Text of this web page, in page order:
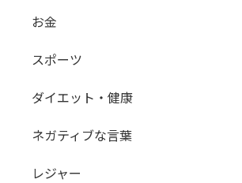
お金
スポーツ
ダイエット・健康
ネガティブな言葉
レジャー